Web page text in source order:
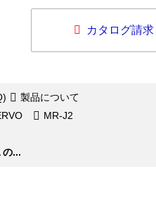
カタログ請求
製品について
MR-J2
の...